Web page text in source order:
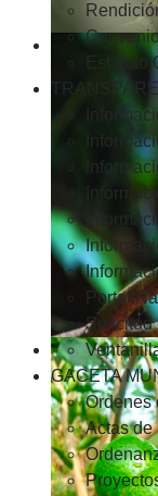
Estatuto
Portal
Solicitud
GACETA
Ordenes
Actas de